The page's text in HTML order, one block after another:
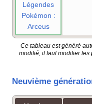
Légendes
Pokémon :
Arceus
Ce tableau est généré
modifié, il faut modifier
Neuvième